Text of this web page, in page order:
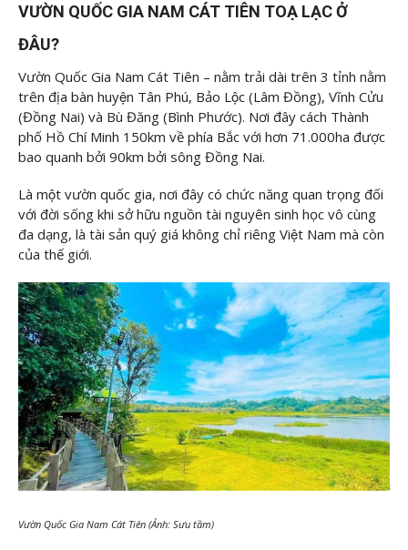
VƯỜN QUỐC GIA NAM CÁT TIÊN TOẠ LẠC Ở
ĐÂU?
Vườn Quốc Gia Nam Cát Tiên – nằm trải dài trên 3 tỉnh nằm
trên địa bàn huyện Tân Phú, Bảo Lộc (Lâm Đồng), Vĩnh Cửu
(Đồng Nai) và Bù Đăng (Bình Phước). Nơi đây cách Thành
phố Hồ Chí Minh 150km về phía Bắc với hơn 71.000ha được
bao quanh bởi 90km bởi sông Đồng Nai.
Là một vườn quốc gia, nơi đây có chức năng quan trọng đối
với đời sống khi sở hữu nguồn tài nguyên sinh học vô cùng
đa dạng, là tài sản quý giá không chỉ riêng Việt Nam mà còn
của thế giới.
Vườn Quốc Gia Nam Cát Tiên (Ảnh: Sưu tầm)